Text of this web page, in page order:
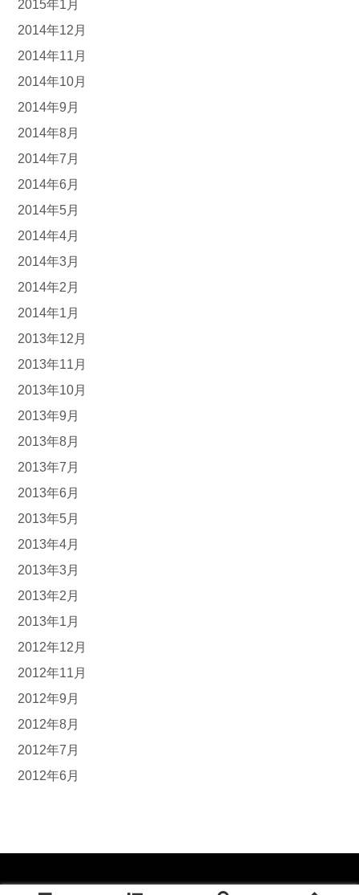
2015年1月
2014年12月
2014年11月
2014年10月
2014年9月
2014年8月
2014年7月
2014年6月
2014年5月
2014年4月
2014年3月
2014年2月
2014年1月
2013年12月
2013年11月
2013年10月
2013年9月
2013年8月
2013年7月
2013年6月
2013年5月
2013年4月
2013年3月
2013年2月
2013年1月
2012年12月
2012年11月
2012年9月
2012年8月
2012年7月
2012年6月